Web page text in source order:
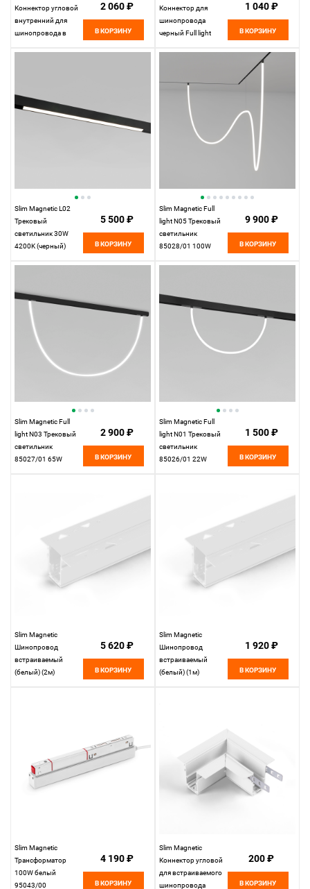
Коннектор угловой
внутренний для
шинопровода в
2 060 ₽
В КОРЗИНУ
Коннектор для
шинопровода
черный Full light
1 040 ₽
В КОРЗИНУ
Slim Magnetic L02
Трековый
светильник 30W
4200K (черный)
5 500 ₽
В КОРЗИНУ
Slim Magnetic Full
light N05 Трековый
светильник
85028/01 100W
9 900 ₽
В КОРЗИНУ
Slim Magnetic Full
light N03 Трековый
светильник
85027/01 65W
2 900 ₽
В КОРЗИНУ
Slim Magnetic Full
light N01 Трековый
светильник
85026/01 22W
1 500 ₽
В КОРЗИНУ
Slim Magnetic
Шинопровод
встраиваемый
(белый) (2м)
5 620 ₽
В КОРЗИНУ
Slim Magnetic
Шинопровод
встраиваемый
(белый) (1м)
1 920 ₽
В КОРЗИНУ
Slim Magnetic
Трансформатор
100W белый
95043/00
4 190 ₽
В КОРЗИНУ
Slim Magnetic
Коннектор угловой
для встраиваемого
шинопровода
200 ₽
В КОРЗИНУ